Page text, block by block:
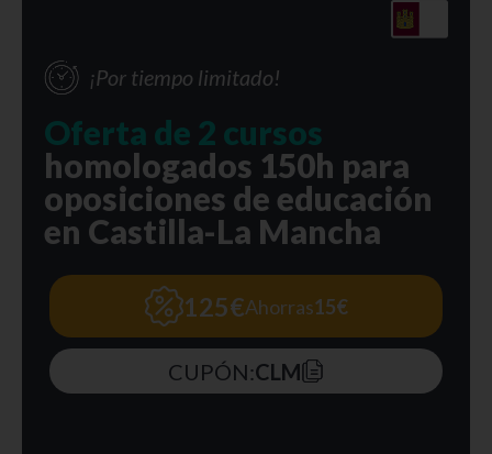
¡Por tiempo limitado!
Oferta de 2 cursos
homologados 150h para
oposiciones de educación
en Castilla-La Mancha
125€Ahorras15€
CUPÓN:CLM